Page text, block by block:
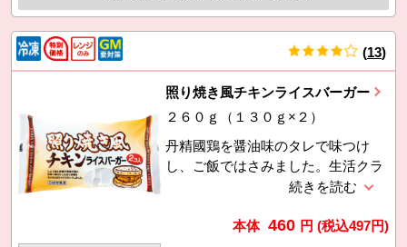
(13)
照り焼き風チキンライスバーガー
２６０ｇ（１３０ｇ×２）
丹精國鶏を醤油味のタレで味つけ
し、ご飯ではさみました。生活クラ
ブ指定米使用。電子レンジで加熱す
に対し16円引き。
本体 460 円 (税込497円)